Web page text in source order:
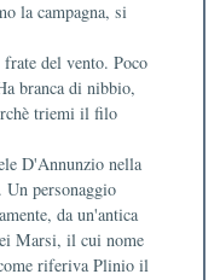
la campagna, si
del vento. Poco
branca di nibbio,
triemi il filo
D'Annunzio nella
personaggio
da un'antica
Marsi, il cui nome
riferiva Plinio il